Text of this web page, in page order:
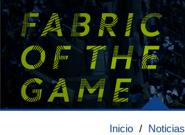
Inicio / Noticias